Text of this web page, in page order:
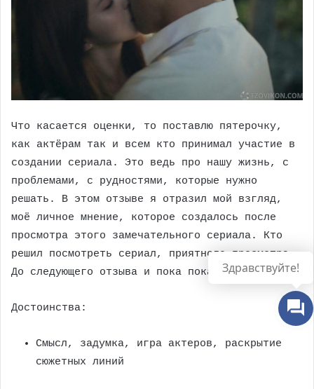
Что касается оценки, то поставлю пятерочку,
как актёрам так и всем кто принимал участие в
создании сериала. Это ведь про нашу жизнь, с
проблемами, с рудностями, которые нужно
решать. В этом отзыве я отразил мой взгляд,
моё личное мнение, которое создалось после
просмотра этого замечательного сериала. Кто
решил посмотреть сериал, приятного просмотра.
До следующего отзыва и пока пока.
Достоинства:
Смысл, задумка, игра актеров, раскрытие
сюжетных линий